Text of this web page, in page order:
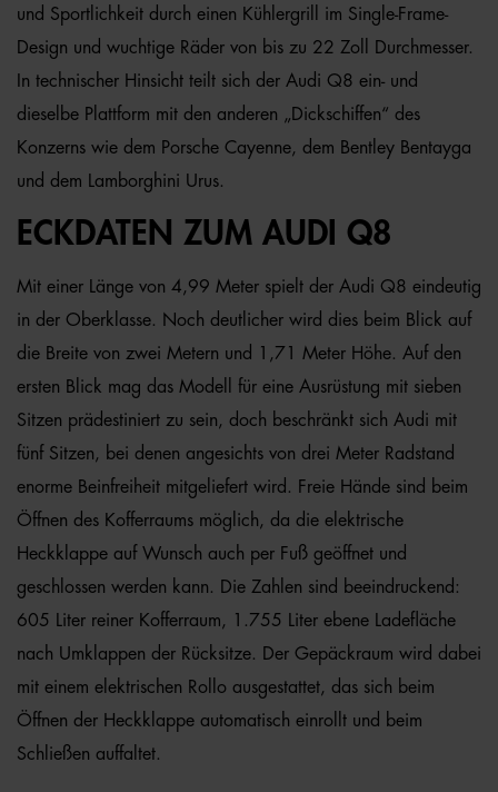
und Sportlichkeit durch einen Kühlergrill im Single-Frame-
Design und wuchtige Räder von bis zu 22 Zoll Durchmesser.
In technischer Hinsicht teilt sich der Audi Q8 ein- und
dieselbe Plattform mit den anderen „Dickschiffen“ des
Konzerns wie dem Porsche Cayenne, dem Bentley Bentayga
und dem Lamborghini Urus.
ECKDATEN ZUM AUDI Q8
Mit einer Länge von 4,99 Meter spielt der Audi Q8 eindeutig
in der Oberklasse. Noch deutlicher wird dies beim Blick auf
die Breite von zwei Metern und 1,71 Meter Höhe. Auf den
ersten Blick mag das Modell für eine Ausrüstung mit sieben
Sitzen prädestiniert zu sein, doch beschränkt sich Audi mit
fünf Sitzen, bei denen angesichts von drei Meter Radstand
enorme Beinfreiheit mitgeliefert wird. Freie Hände sind beim
Öffnen des Kofferraums möglich, da die elektrische
Heckklappe auf Wunsch auch per Fuß geöffnet und
geschlossen werden kann. Die Zahlen sind beeindruckend:
605 Liter reiner Kofferraum, 1.755 Liter ebene Ladefläche
nach Umklappen der Rücksitze. Der Gepäckraum wird dabei
mit einem elektrischen Rollo ausgestattet, das sich beim
Öffnen der Heckklappe automatisch einrollt und beim
Schließen auffaltet.